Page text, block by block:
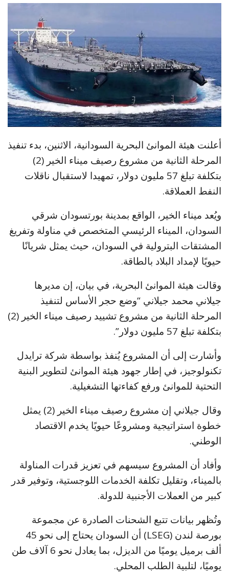
أعلنت هيئة الموانئ البحرية السودانية، الاثنين، بدء تنفيذ
المرحلة الثانية من مشروع رصيف ميناء الخير (2)
بتكلفة تبلغ 57 مليون دولار، تمهيدا لاستقبال ناقلات
النفط العملاقة.
ويُعد ميناء الخير، الواقع بمدينة بورتسودان شرقي
السودان، الميناء الرئيسي المتخصص في مناولة وتفريغ
المشتقات البترولية في السودان، حيث يمثل شريانًا
حيويًا لإمداد البلاد بالطاقة.
وقالت هيئة الموانئ البحرية، في بيان، إن مديرها
جيلاني محمد جيلاني “وضع حجر الأساس لتنفيذ
المرحلة الثانية من مشروع تشييد رصيف ميناء الخير (2)
بتكلفة تبلغ 57 مليون دولار”.
وأشارت إلى أن المشروع يُنفذ بواسطة شركة ترايدل
تكنولوجيز، في إطار جهود هيئة الموانئ لتطوير البنية
التحتية للموانئ ورفع كفاءتها التشغيلية.
وقال جيلاني إن مشروع رصيف ميناء الخير (2) يمثل
خطوة استراتيجية ومشروعًا حيويًا يخدم الاقتصاد
الوطني.
وأفاد أن المشروع سيسهم في تعزيز قدرات المناولة
بالميناء، وتقليل تكلفة الخدمات اللوجستية، وتوفير قدر
كبير من العملات الأجنبية للدولة.
وتُظهر بيانات تتبع الشحنات الصادرة عن مجموعة
بورصة لندن (LSEG) أن السودان يحتاج إلى نحو 45
ألف برميل يوميًا من الديزل، بما يعادل نحو 6 آلاف طن
يوميًا، لتلبية الطلب المحلي.